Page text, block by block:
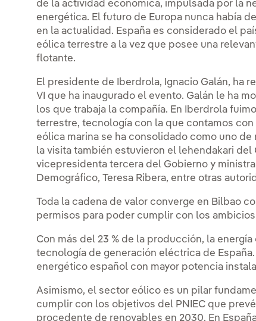
de la actividad económica, impulsada por la
energética. El futuro de Europa nunca había
en la actualidad. España es considerado el
eólica terrestre a la vez que posee una
flotante.
El presidente de Iberdrola, Ignacio Galán, ha
VI que ha inaugurado el evento. Galán le ha
los que trabaja la compañía. En Iberdrola
terrestre, tecnología con la que contamos con
eólica marina se ha consolidado como uno
la visita también estuvieron el lehendakari del
vicepresidenta tercera del Gobierno y
Demográfico, Teresa Ribera, entre otras
Toda la cadena de valor converge en Bilbao
permisos para poder cumplir con los
Con más del 23 % de la producción, la
tecnología de generación eléctrica de
energético español con mayor potencia
Asimismo, el sector eólico es un pilar
cumplir con los objetivos del PNIEC que
procedente de renovables en 2030. En